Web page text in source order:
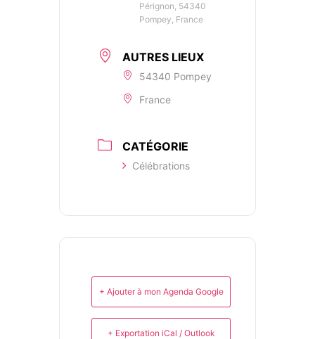
Pérignon, 54340
Pompey, France
AUTRES LIEUX
54340 Pompey
France
CATÉGORIE
Célébrations
+ Ajouter à mon Agenda Google
+ Exportation iCal / Outlook